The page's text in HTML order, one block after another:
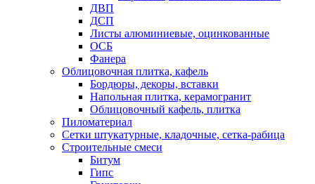
ДВП
ДСП
Листы алюминиевые, оцинкованные
ОСБ
Фанера
Облицовочная плитка, кафель
Бордюры, декоры, вставки
Напольная плитка, керамогранит
Облицовочный кафель, плитка
Пиломатериал
Сетки штукатурные, кладочные, сетка-рабица
Строительные смеси
Битум
Гипс